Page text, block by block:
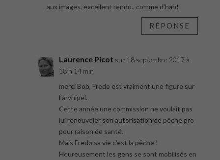
aux images, excellent rendu.. comme d’hab!
RÉPONSE
Laurence Picot sur 18 septembre 2017 à
18 h 14 min
merci Bob, Fredo est vraiment une figure sur
l’arvhipel.
Cette année une commission ne voulait pas
lui renouveler son autorisation de pêche pro
pour raison de santé.
Mais Fredo sa vie c’est la pêche !
Heureusement les gens se sont mobilisés en